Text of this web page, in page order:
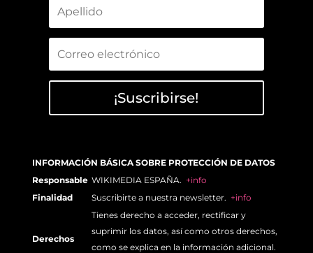
¡Suscribirse!
INFORMACIÓN BÁSICA SOBRE PROTECCIÓN DE DATOS
Responsable WIKIMEDIA ESPAÑA. +info
Finalidad
Suscribirte a nuestra newsletter. +info
Derechos
Tienes derecho a acceder, rectificar y
suprimir los datos, así como otros derechos,
como se explica en la información adicional.